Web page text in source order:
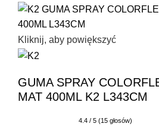
Kliknij, aby powiększyć
GUMA SPRAY
MAT 400ML K2 L343CM
4.4 / 5 (15 głosów)